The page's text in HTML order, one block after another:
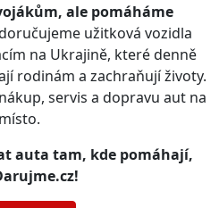
ale pomáháme
užitková vozidla
na Ukrajině, které denně
rodinám a zachraňují životy.
servis a dopravu aut na
místo.
auta tam, kde pomáhají,